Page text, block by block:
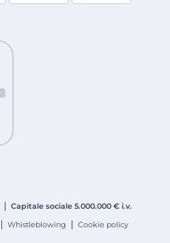
Capitale sociale 5.000.000 € i.v.
Whistleblowing Cookie policy